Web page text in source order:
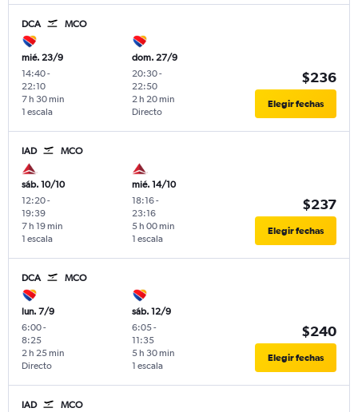
DCA MCO
mié. 23/9
14:40-
22:10
1 escala
7 h 30 min
dom. 27/9
20:30-
22:50
Directo
2 h 20 min
$236
Elegir fechas
IAD MCO
sáb. 10/10
12:20-
19:39
1 escala
7 h 19 min
mié. 14/10
18:16-
23:16
1 escala
5 h 00 min
$237
Elegir fechas
DCA MCO
lun. 7/9
6:00-
8:25
Directo
2 h 25 min
sáb. 12/9
6:05-
11:35
1 escala
5 h 30 min
$240
Elegir fechas
IAD MCO